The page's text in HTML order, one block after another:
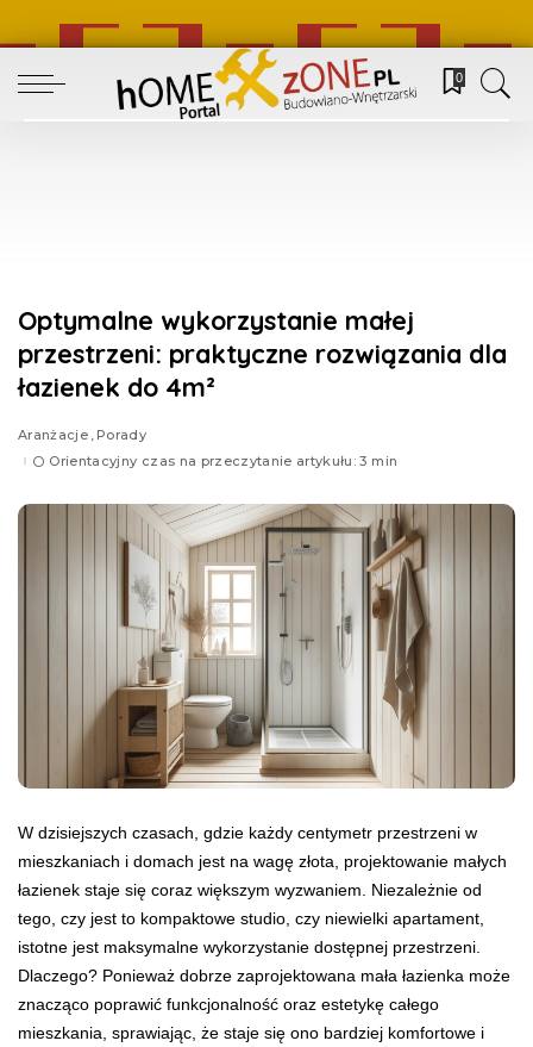
0
Optymalne wykorzystanie małej
przestrzeni: praktyczne rozwiązania dla
łazienek do 4m²
Aranżacje Porady
Orientacyjny czas na przeczytanie artykułu: 3 min
W dzisiejszych czasach, gdzie każdy centymetr przestrzeni w
mieszkaniach i domach jest na wagę złota, projektowanie małych
łazienek staje się coraz większym wyzwaniem. Niezależnie od
tego, czy jest to kompaktowe studio, czy niewielki apartament,
istotne jest maksymalne wykorzystanie dostępnej przestrzeni.
Dlaczego? Ponieważ dobrze zaprojektowana mała łazienka może
znacząco poprawić funkcjonalność oraz estetykę całego
mieszkania, sprawiając, że staje się ono bardziej komfortowe i